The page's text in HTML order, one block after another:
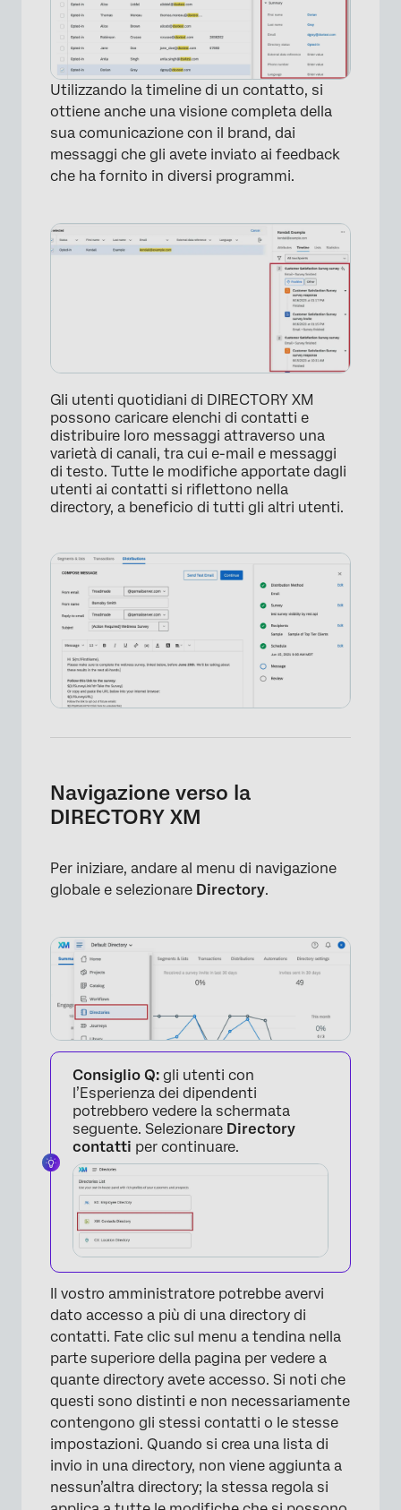
×
Utilizzando la timeline di un contatto, si
ottiene anche una visione completa della
sua comunicazione con il brand, dai
messaggi che gli avete inviato ai feedback
che ha fornito in diversi programmi.
Gli utenti quotidiani di DIRECTORY XM
possono caricare elenchi di contatti e
distribuire loro messaggi attraverso una
varietà di canali, tra cui e-mail e messaggi
di testo. Tutte le modifiche apportate dagli
utenti ai contatti si riflettono nella
directory, a beneficio di tutti gli altri utenti.
×
Navigazione verso la
DIRECTORY XM
Per iniziare, andare al menu di navigazione
globale e selezionare Directory.
Consiglio Q: gli utenti con
l’Esperienza dei dipendenti
potrebbero vedere la schermata
seguente. Selezionare Directory
contatti per continuare.
Il vostro amministratore potrebbe avervi
dato accesso a più di una directory di
contatti. Fate clic sul menu a tendina nella
parte superiore della pagina per vedere a
quante directory avete accesso. Si noti che
questi sono distinti e non necessariamente
contengono gli stessi contatti o le stesse
impostazioni. Quando si crea una lista di
invio in una directory, non viene aggiunta a
nessun’altra directory; la stessa regola si